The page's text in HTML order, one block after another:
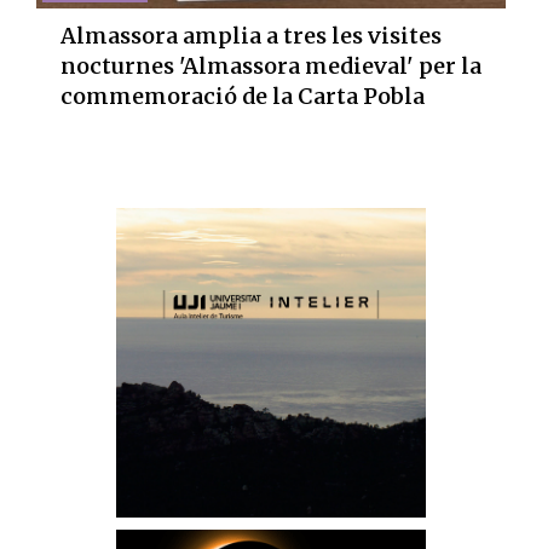
Almassora amplia a tres les visites
nocturnes 'Almassora medieval' per la
commemoració de la Carta Pobla